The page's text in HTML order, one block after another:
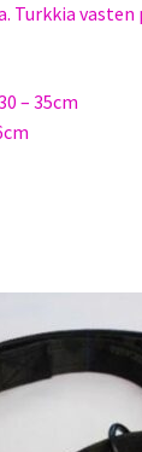
Turkkia vasten
– 35cm